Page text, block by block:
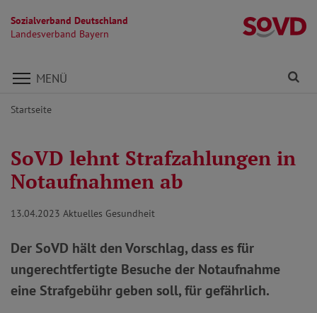
Sozialverband Deutschland
Landesverband Bayern
Direkt zu den Inhalten springen
MENÜ
Startseite
SoVD lehnt Strafzahlungen in
Notaufnahmen ab
13.04.2023 Aktuelles Gesundheit
Der SoVD hält den Vorschlag, dass es für
ungerechtfertigte Besuche der Notaufnahme
eine Strafgebühr geben soll, für gefährlich.